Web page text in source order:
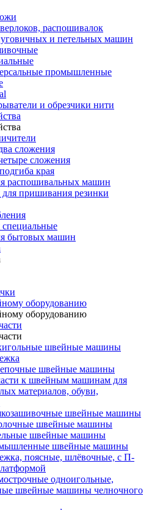
распошивалок
и петельных машин
промышленные
и обрезчики нити
сложения
сложения
края
распошивальных машин
пришивания резинки
бытовых машин
оборудованию
оборудованию
швейные машины
швейные машины
к швейным машинам для
материалов, обуви,
швейные машины
швейные машины
швейные машины
швейные машины
поясные, шлёвочные, с П-
одноигольные,
швейные машины челночного